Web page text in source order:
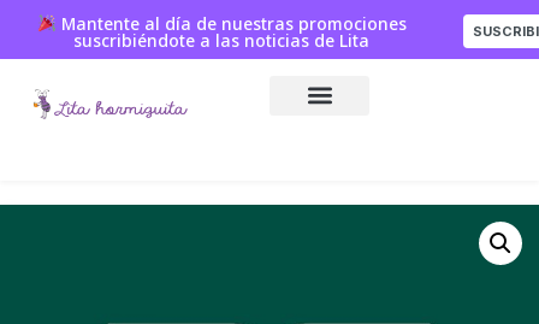
Mantente al día de nuestras promociones
suscribiéndote a las noticias de Lita